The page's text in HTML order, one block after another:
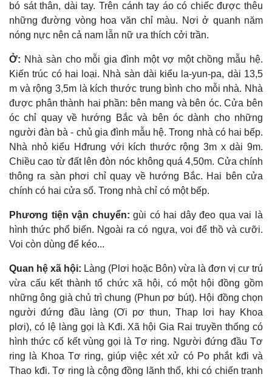
bó sát thân, dài tay. Trên cánh tay áo có chiếc được thêu
những đường vòng hoa văn chỉ màu. Nơi ở quanh năm
nóng nực nên cả nam lẫn nữ ưa thích cởi trần.
Ở: Nhà sàn cho mỗi gia đình một vợ một chồng mẫu hệ.
Kiến trúc có hai loại. Nhà sàn dài kiểu la-yun-pa, dài 13,5
m và rộng 3,5m là kích thước trung bình cho mỗi nhà. Nhà
được phân thành hai phần: bên mang và bên óc. Cửa bên
óc chỉ quay về hướng Bắc và bên óc dành cho những
người đàn bà - chủ gia đình mẫu hệ. Trong nhà có hai bếp.
Nhà nhỏ kiểu Hđrung với kích thước rộng 3m x dài 9m.
Chiều cao từ đất lên đòn nóc không quá 4,50m. Cửa chính
thông ra sàn phơi chỉ quay về hướng Bắc. Hai bên cửa
chính có hai cửa sổ. Trong nhà chỉ có một bếp.
Phương tiện vận chuyển: gùi có hai dây đeo qua vai là
hình thức phổ biến. Ngoài ra có ngựa, voi để thồ và cưỡi.
Voi còn dùng để kéo...
Quan hệ xã hội: Làng (Plơi hoặc Bôn) vừa là đơn vị cư trú
vừa cấu kết thành tổ chức xã hội, có một hội đồng gồm
những ông già chủ trì chung (Phun pơ bút). Hội đồng chọn
người đứng đầu làng (Ơi pơ thun, Thap lơi hay Khoa
plơi), có lệ làng gọi là Kđi. Xã hội Gia Rai truyền thống có
hình thức cố kết vùng gọi là Tơ ring. Người đứng đầu Tơ
ring là Khoa Tơ ring, giúp việc xét xử có Po phắt kđi và
Thao kđi. Tơ ring là cộng đồng lãnh thổ, khi có chiến tranh